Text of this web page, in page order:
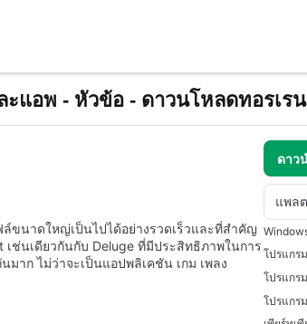
แอพ - หัวข้อ - ดาวนโหลดทอรเร
ดาว
แพล
ขนาดใหญ่เป็นไปได้อย่างรวดเร็วและที่สำคัญ
ช่นเดียวกันกับ Deluge ที่มีประสิทธิภาพในการ
าก ไม่ว่าจะเป็นแอปพลิเคชัน เกม เพลง
โปรแกร